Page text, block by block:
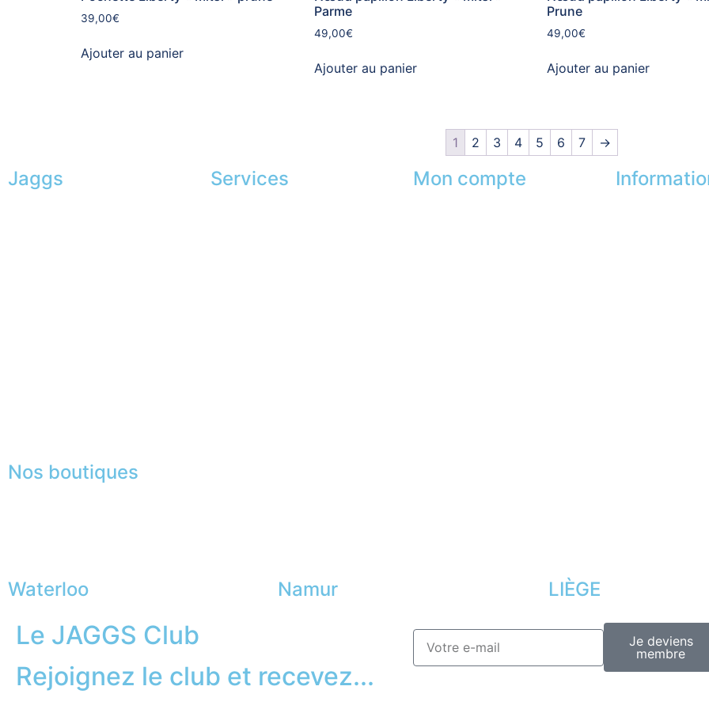
39,00€
Ajouter au panier
Parme
49,00€
Ajouter au panier
Prune
49,00€
Ajouter au panier
1 2 3 4 5 6 7 →
Jaggs Services Mon compte
Nos boutiques
Waterloo Namur LIÈGE
Le JAGGS Club
Rejoignez le club et recevez...
Je deviens
membre